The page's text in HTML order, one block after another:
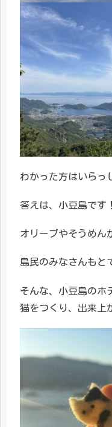
わかった方はいらっ
答えは、小豆島です！
オリーブやそうめん
島民のみなさんもと
そんな、小豆島のホ
猫をつくり、出来上